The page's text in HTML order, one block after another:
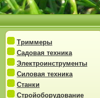
Триммеры
Садовая техника
Электроинструменты
Силовая техника
Станки
Стройоборудование